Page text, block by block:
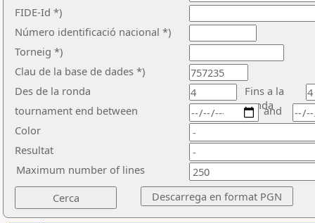
FIDE-Id *)
Número identificació nacional *)
Torneig *)
Clau de la base de dades *)
Des de la ronda
Fins a la
ronda
tournament end between
Color
Resultat
and
Maximum number of lines